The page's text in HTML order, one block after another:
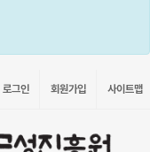
로그인 회원가입 사이트맵